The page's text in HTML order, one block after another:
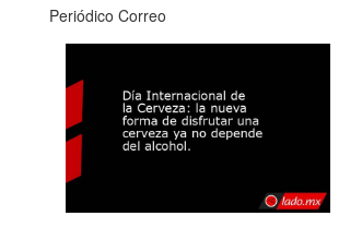
Periódico Correo